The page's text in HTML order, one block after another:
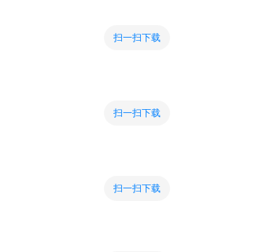
扫一扫下载
扫一扫下载
扫一扫下载